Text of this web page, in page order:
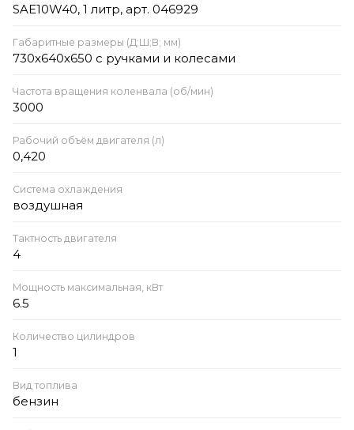
SAE10W40, 1 литр, арт. 046929
Габаритные размеры (Д;Ш;В; мм)
730х640х650 с ручками и колесами
Частота вращения коленвала (об/мин)
3000
Рабочий объём двигателя (л)
0,420
Система охлаждения
воздушная
Тактность двигателя
4
Мощность максимальная, кВт
6.5
Количество цилиндров
1
Вид топлива
бензин